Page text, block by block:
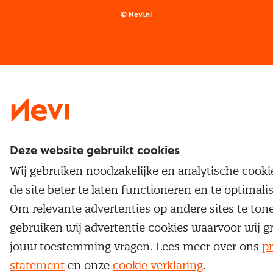
Nevi 2
© Nevi.nl
Deze website gebruikt cookies
Wij gebruiken noodzakelijke en analytische
de site beter te laten functioneren en te
Om relevante advertenties op andere sites te
gebruiken wij advertentie cookies waarvoor wij
jouw toestemming vragen. Lees meer over ons
statement en onze cookie verklaring.